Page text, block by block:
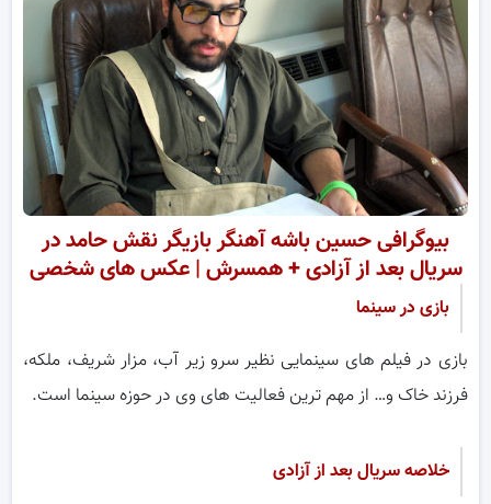
بیوگرافی حسین باشه آهنگر بازیگر نقش حامد در
سریال بعد از آزادی + همسرش | عکس های شخصی
بازی در سینما
بازی در فیلم های سینمایی نظیر سرو زیر آب، مزار شریف، ملکه،
فرزند خاک و… از مهم ترین فعالیت های وی در حوزه سینما است.
خلاصهسریال بعد از آزادی